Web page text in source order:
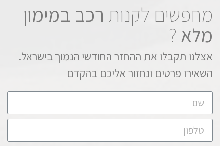
מחפשים לקנות רכב במימון
מלא ?
אצלנו תקבלו את ההחזר החודשי הנמוך בישראל.
השאירו פרטים ונחזור אליכם בהקדם